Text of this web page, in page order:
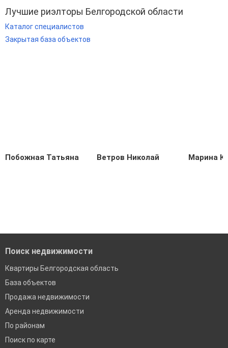
Лучшие риэлторы Белгородской области
Каталог специалистов
Закрытая база объектов
Побожная Татьяна Ветров Николай Марина
Поиск недвижимости
Квартиры Белгородская область
База объектов
Продажа недвижимости
Аренда недвижимости
По районам
Поиск по карте